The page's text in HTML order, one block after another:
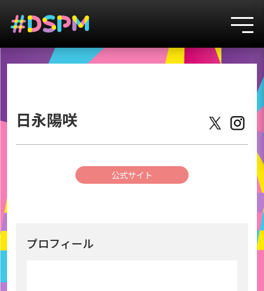
日永陽咲
公式サイト
プロフィール